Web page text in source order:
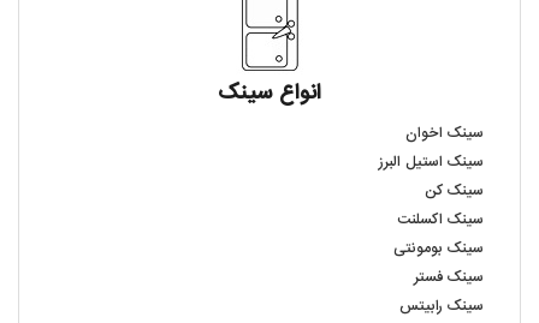
انواع سینک
سینک اخوان
سینک استیل البرز
سینک کن
سینک اکسلنت
سینک بومونتی
سینک فستر
سینک رابیتس